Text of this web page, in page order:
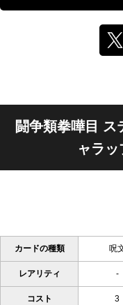
闘争類拳嘩目
ャラッ
カードの種類 呪
レアリティ -
コスト 3